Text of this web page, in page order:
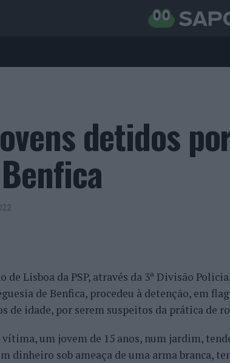
detidos
Lisboa da PSP, através da 3ª Divisão
de Benfica, procedeu à detenção, em
de idade, por serem suspeitos da prática de
vítima, um jovem de 15 anos, num jardim,
dinheiro sob ameaça de uma arma branca,